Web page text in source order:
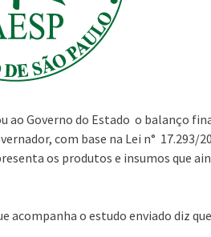
ao Governo do Estado o balanço
com base na Lei n° 17.293/
os produtos e insumos que
acompanha o estudo enviado diz